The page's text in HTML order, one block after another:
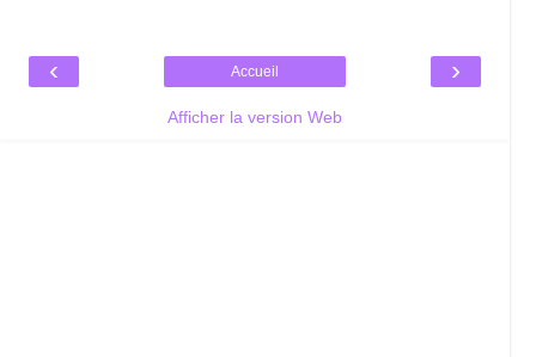
‹ ›
Accueil
Afficher la version Web